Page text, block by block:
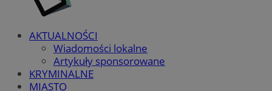
AKTUALNOŚCI
Wiadomości lokalne
Artykuły sponsorowane
KRYMINALNE
MIASTO